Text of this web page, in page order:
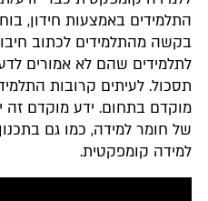
התלמידים באמצעות חידון,
בקשה מהתלמידים לכתוב
לתלמידים שהם לא אמורים
תסכול. לעיתים קרובות
מוקדם בתחום. ידע מוקדם זה
של חומר למידה, כמו גם
למידה קומפקטית.